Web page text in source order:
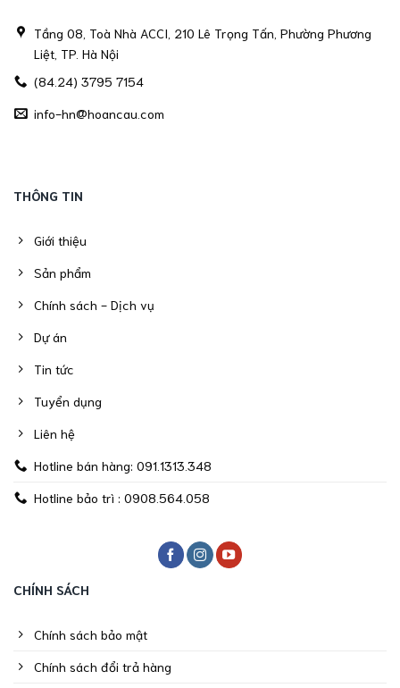
Tầng 08, Toà Nhà ACCI, 210 Lê Trọng Tấn, Phường Phương
Liệt, TP. Hà Nội
(84.24) 3795 7154
info-hn@hoancau.com
THÔNG TIN
Giới thiệu
Sản phẩm
Chính sách - Dịch vụ
Dự án
Tin tức
Tuyển dụng
Liên hệ
Hotline bán hàng: 091.1313.348
Hotline bảo trì : 0908.564.058
CHÍNH SÁCH
Chính sách bảo mật
Chính sách đổi trả hàng